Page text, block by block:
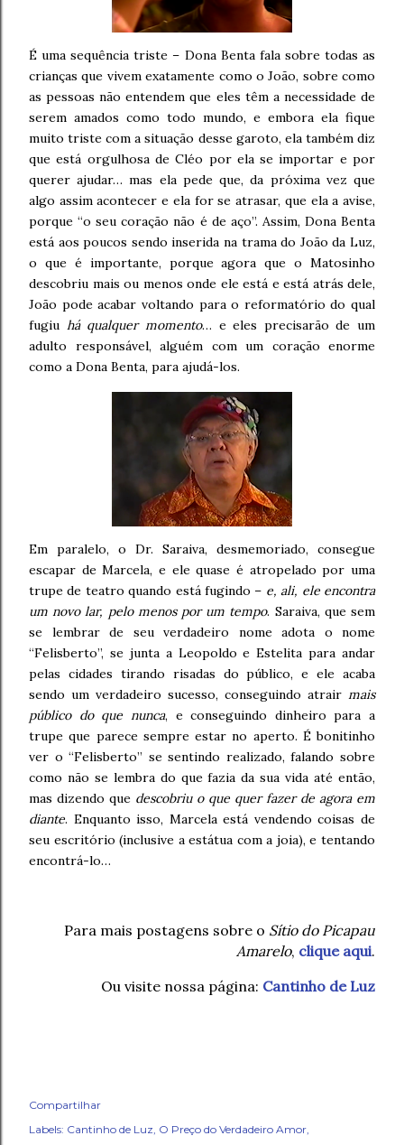
É uma sequência triste – Dona Benta fala sobre todas as
crianças que vivem exatamente como o João, sobre como
as pessoas não entendem que eles têm a necessidade de
serem amados como todo mundo, e embora ela fique
muito triste com a situação desse garoto, ela também diz
que está orgulhosa de Cléo por ela se importar e por
querer ajudar… mas ela pede que, da próxima vez que
algo assim acontecer e ela for se atrasar, que ela a avise,
porque “o seu coração não é de aço”. Assim, Dona Benta
está aos poucos sendo inserida na trama do João da Luz,
o que é importante, porque agora que o Matosinho
descobriu mais ou menos onde ele está e está atrás dele,
João pode acabar voltando para o reformatório do qual
fugiu há qualquer momento… e eles precisarão de um
adulto responsável, alguém com um coração enorme
como a Dona Benta, para ajudá-los.
Em paralelo, o Dr. Saraiva, desmemoriado, consegue
escapar de Marcela, e ele quase é atropelado por uma
trupe de teatro quando está fugindo – e, ali, ele encontra
um novo lar, pelo menos por um tempo. Saraiva, que sem
se lembrar de seu verdadeiro nome adota o nome
“Felisberto”, se junta a Leopoldo e Estelita para andar
pelas cidades tirando risadas do público, e ele acaba
sendo um verdadeiro sucesso, conseguindo atrair mais
público do que nunca, e conseguindo dinheiro para a
trupe que parece sempre estar no aperto. É bonitinho
ver o “Felisberto” se sentindo realizado, falando sobre
como não se lembra do que fazia da sua vida até então,
mas dizendo que descobriu o que quer fazer de agora em
diante. Enquanto isso, Marcela está vendendo coisas de
seu escritório (inclusive a estátua com a joia), e tentando
encontrá-lo…
Para mais postagens sobre o Sítio do Picapau
Amarelo, clique aqui.
Ou visite nossa página: Cantinho de Luz
Compartilhar
Labels: Cantinho de Luz O Preço do Verdadeiro Amor